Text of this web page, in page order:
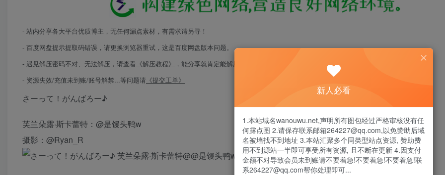
- 站内分享各大平台优质博主，无任何漏点素材，有需求请另寻！
- 百度网盘提示提取码错误，请更换浏览器重试，这是百度网盘版本问题。
- 遇见解压密码不对、无法解压，请查看 《解压教程》
，能分享就肯定能解压！
- 资源失效/充值未到账/账号解禁...等问题请 《提交工单》
さーって！がんばろー♪
芙兰朵露·斯卡蕾特：@是馒头鸭w
摄影：@Ryan_R ​​​
新人必看
1.本站域名wanouwu.net,声明所有图包经过严格审核没有任
何露点图 2.请保存联系邮箱264227@qq.com,以免赞助后域
名被墙找不到地址 3.本站汇聚多个同类型站点资源, 赞助费
用不到源站一半即可享受所有资源, 且不断在更新 4.因支付
金额不对导致会员未到账请不要着急!不要着急!不要着急!联
系264227@qq.com帮你处理即可...